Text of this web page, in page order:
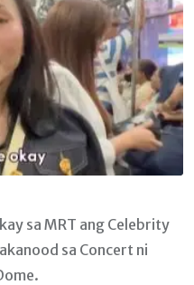
sa MRT ang Celebrity
sa Concert ni